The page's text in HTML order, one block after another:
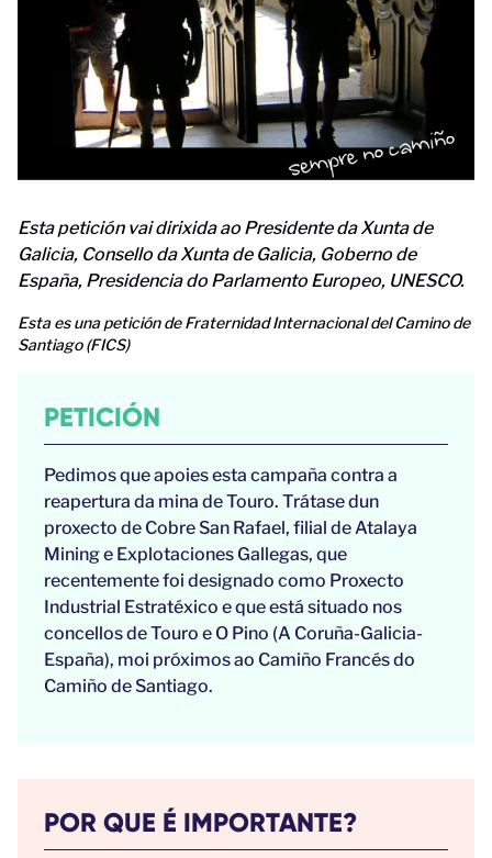
Esta petición vai dirixida ao Presidente da Xunta de
Galicia, Consello da Xunta de Galicia, Goberno de
España, Presidencia do Parlamento Europeo, UNESCO.
Esta es una petición de Fraternidad Internacional del Camino de
Santiago (FICS)
PETICIÓN
Pedimos que apoies esta campaña contra a
reapertura da mina de Touro. Trátase dun
proxecto de Cobre San Rafael, filial de Atalaya
Mining e Explotaciones Gallegas, que
recentemente foi designado como Proxecto
Industrial Estratéxico e que está situado nos
concellos de Touro e O Pino (A Coruña-Galicia-
España), moi próximos ao Camiño Francés do
Camiño de Santiago.
POR QUE É IMPORTANTE?